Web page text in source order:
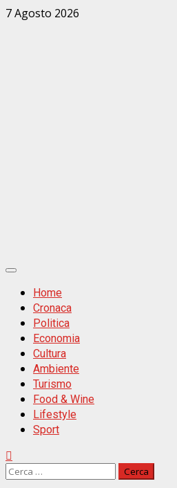
Zum
7 Agosto 2026
Primäres
MenüHome
Cronaca
Politica
Economia
Cultura
Ambiente
Turismo
Food & Wine
Lifestyle
Sport
Ricerca